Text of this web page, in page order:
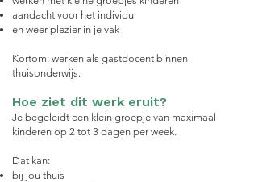
aandacht voor het individu
en weer plezier in je vak
Kortom: werken als gastdocent binnen
thuisonderwijs.
Hoe ziet dit werk eruit?
Je begeleidt een klein groepje van maximaal
kinderen op 2 tot 3 dagen per week.
Dat kan:
bij jou thuis